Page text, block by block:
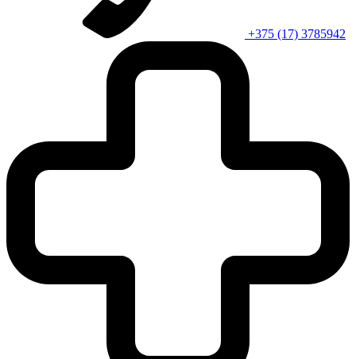
+375 (17) 3785942